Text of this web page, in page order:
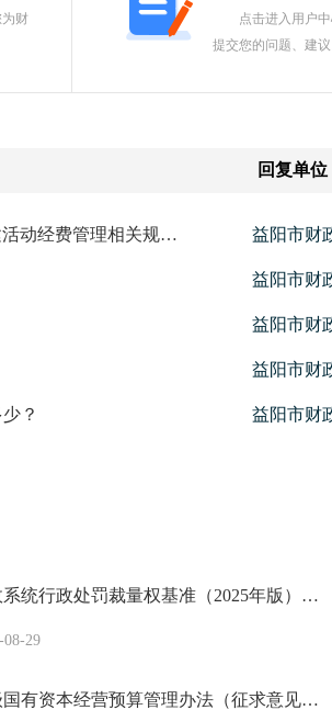
为财
点击进入用户
提交您的问题、建议
回复单位
对《益阳市直机关基层党组织党建活动经费管理相关规定》益财行（2018）148号文件相关内容的解答 益阳市财
益阳市财
益阳市财
益阳市财
？ 益阳市财
益阳市财
益阳市财政局关于征求《益阳市财政系统行政处罚裁量权基准（2025年版）（征求意见稿）》意见的公告
29
益阳市财政局关于征求《益阳市市级国有资本经营预算管理办法（征求意见稿）》意见的公告